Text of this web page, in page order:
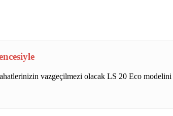
vazgeçilmezi olacak LS 20 Eco